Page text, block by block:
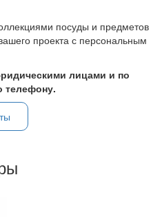
посуды и предметов
проекта с персональным
лицами и по
телефону.